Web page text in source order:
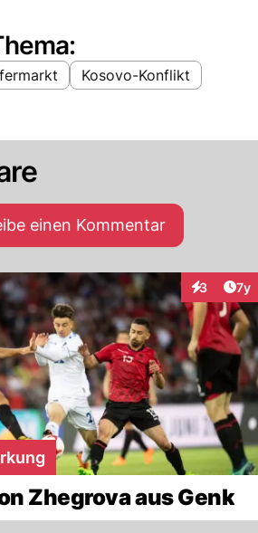
Kosovo-Konflikt
einen Kommentar
3 7y
Zhegrova aus Genk